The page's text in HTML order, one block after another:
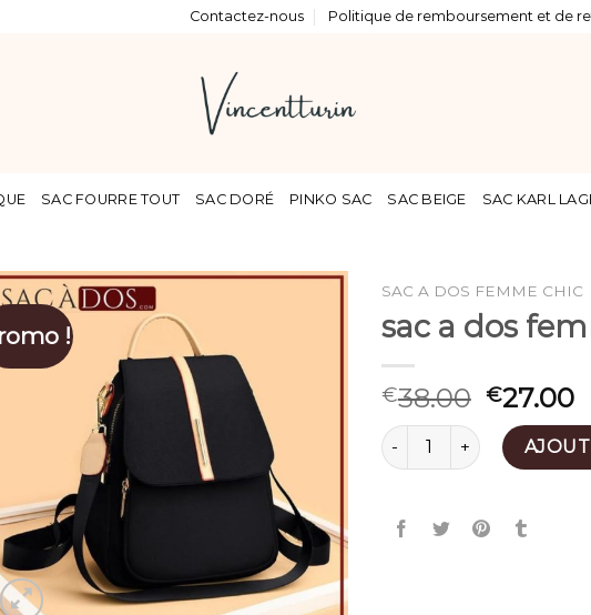
Contactez-nous Politique de remboursement et de
SAC FOURRE TOUT SAC DORÉ PINKO SAC SAC BEIGE SAC KARL
!
SAC A DOS FEMME CHIC
sac a dos
€38.00 €27.00
quantité de sac a dos